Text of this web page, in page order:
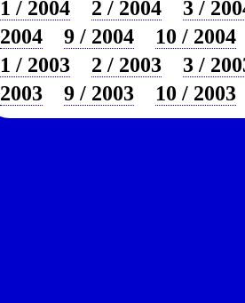
1 / 2004 2 / 2004
3 /
2004
9 / 2004
10 / 2004
1 / 2003
2 / 2003
3 /
2003
9 / 2003 10 / 2003